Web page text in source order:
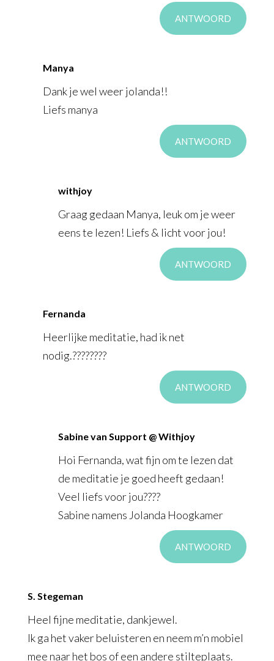
ANTWOORD
Manya
Dank je wel weer jolanda!!
Liefs manya
ANTWOORD
withjoy
Graag gedaan Manya, leuk om je weer
eens te lezen! Liefs & licht voor jou!
ANTWOORD
Fernanda
Heerlijke meditatie, had ik net
nodig.????????
ANTWOORD
Sabine van Support @ Withjoy
Hoi Fernanda, wat fijn om te lezen dat
de meditatie je goed heeft gedaan!
Veel liefs voor jou????
Sabine namens Jolanda Hoogkamer
ANTWOORD
S. Stegeman
Heel fijne meditatie, dankjewel.
Ik ga het vaker beluisteren en neem m’n mobiel
mee naar het bos of een andere stilteplaats.